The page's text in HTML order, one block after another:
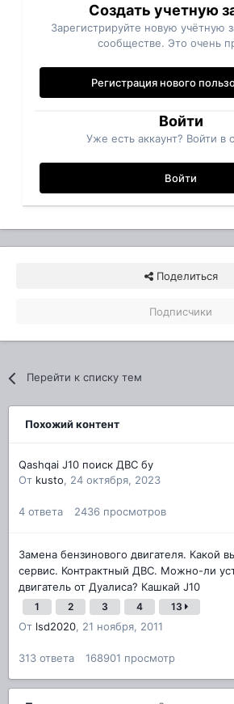
Создать учетную
Зарегистрируйте новую учётную
сообществе. Это очень
Регистрация нового
Войти
Уже есть аккаунт? Войти в
Войти
Поделиться
Подписчики
Перейти к списку тем
Похожий контент
Qashqai J10 поиск ДВС бу
От kusto, 24 октября, 2023
4 ответа 2436 просмотров
Замена бензинового двигателя. Какой
сервис. Контрактный ДВС. Можно-ли
двигатель от Дуалиса? Кашкай J10
1 2 3 4 13
От lsd2020, 21 ноября, 2011
313 ответа 168901 просмотр